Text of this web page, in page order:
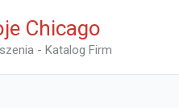
Chicago
- Katalog Firm